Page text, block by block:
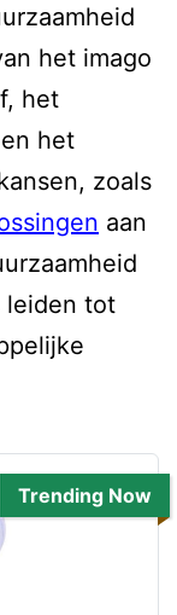
het imago
het
het
zoals
aan
leiden tot
Trending Now